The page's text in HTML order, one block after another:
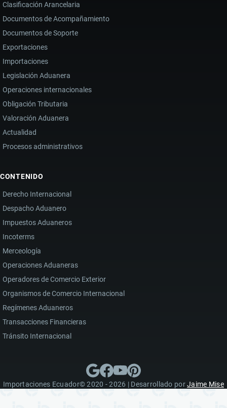
Clasificación Arancelaria
Documentos de Acompañamiento
Documentos de Soporte
Exportaciones
Importaciones
Legislación Aduanera
Operaciones internacionales
Obligación Tributaria
Valoración Aduanera
Actualidad
Procesos administrativos
CONTENIDO
Derecho Internacional
Despacho Aduanero
Impuestos Aduaneros
Incoterms
Merceología
Operaciones Aduaneras
Operadores de Comercio Exterior
Organismos de Comercio Internacional
Regímenes Aduaneros
Transacciones Financieras
Tránsito Internacional
Importaciones Ecuador© 2020 - 2026 | Desarrollado porJaime Mise